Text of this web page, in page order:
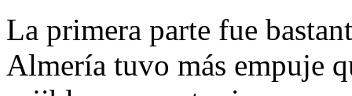
La primera parte fue
Almería tuvo más empuje